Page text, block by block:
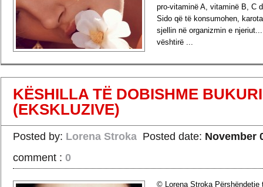
pro-vitaminë A, vitaminë B, C
Sido që të konsumohen,
sjellin në organizmin e
vështirë ...
KËSHILLA TË DOBISHME
(EKSKLUZIVE)
Posted by: Lorena Stroka Posted date: November
comment : 0
© Lorena Stroka Përshëndetje